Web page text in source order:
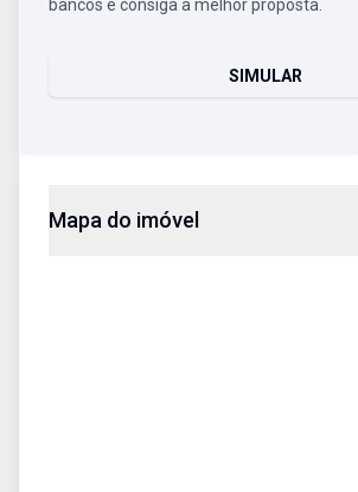
bancos e consiga a melhor proposta.
SIMULAR
Mapa do imóvel